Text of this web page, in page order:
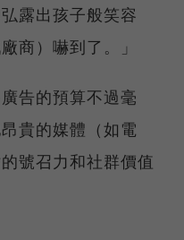
露出孩子般笑容
商）嚇到了。」
告的預算不過毫
貴的媒體（如電
號召力和社群價值